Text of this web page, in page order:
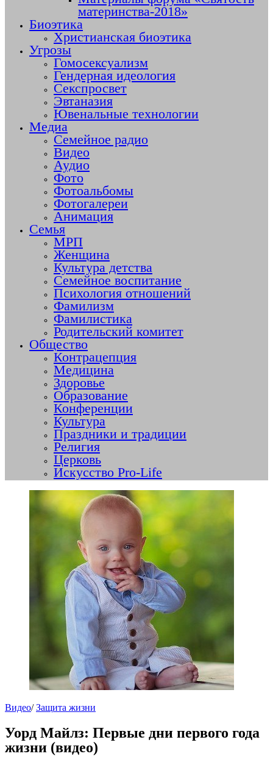
материнства-2018»
Биоэтика
Христианская биоэтика
Угрозы
Гомосексуализм
Гендерная идеология
Секспросвет
Эвтаназия
Ювенальные технологии
Медиа
Семейное радио
Видео
Аудио
Фото
Фотоальбомы
Фотогалереи
Анимация
Семья
МРП
Женщина
Культура детства
Семейное воспитание
Психология отношений
Фамилизм
Фамилистика
Родительский комитет
Общество
Контрацепция
Медицина
Здоровье
Образование
Конференции
Культура
Праздники и традиции
Религия
Церковь
Искусство Pro-Life
Видео/Защита жизни
Уорд Майлз: Первые дни первого года
жизни (видео)